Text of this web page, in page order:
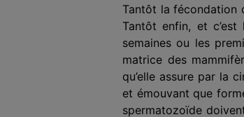
Tantôt la fécondation
Tantôt enfin, et
semaines ou les
matrice des
qu’elle assure par la
et émouvant que
spermatozoïde